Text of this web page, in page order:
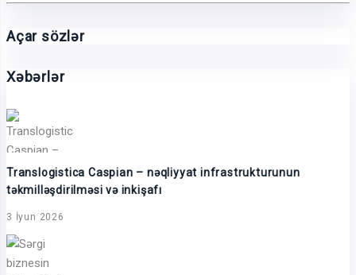
Açar sözlər
Xəbərlər
Translogistica Caspian – nəqliyyat infrastrukturunun
təkmilləşdirilməsi və inkişafı
3 İyun 2026